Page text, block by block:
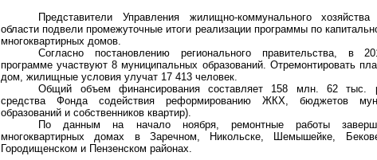
Представители Управления жилищно-коммунального хозяйства
области подвели промежуточные итоги реализации программы по
многоквартирных домов.
Согласно постановлению регионального правительства, в
программе участвуют 8 муниципальных образований. Отремонтировать
дом, жилищные условия улучат 17 413 человек.
Общий объем финансирования составляет 158 млн. 62 тыс.
средства Фонда содействия реформированию ЖКХ, бюджетов
образований и собственников квартир).
По данным на начало ноября, ремонтные работы
многоквартирных домах в Заречном, Никольске, Шемышейке,
Городищенском и Пензенском районах.